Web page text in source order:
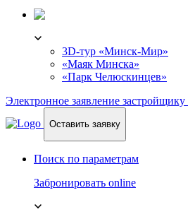
3D-тур «Минск-Мир»
«Маяк Минска»
«Парк Челюскинцев»
Электронное заявление застройщику
Оставить заявку
Поиск по параметрам
Забронировать online